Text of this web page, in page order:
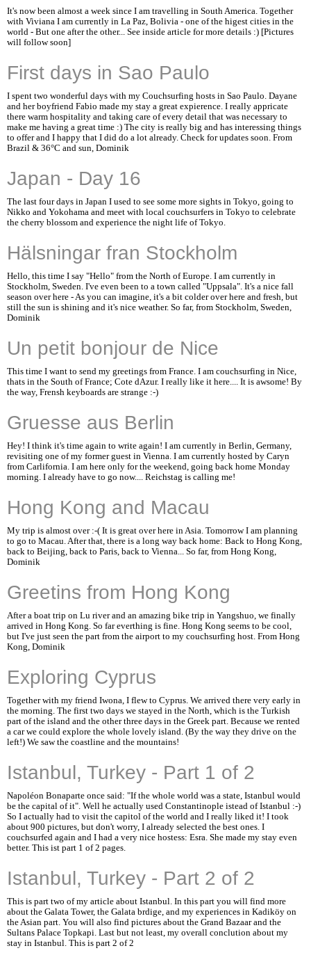
It's now been almost a week since I am travelling in South America. Together
with Viviana I am currently in La Paz, Bolivia - one of the higest cities in the
world - But one after the other... See inside article for more details :) [Pictures
will follow soon]
First days in Sao Paulo
I spent two wonderful days with my Couchsurfing hosts in Sao Paulo. Dayane
and her boyfriend Fabio made my stay a great expierence. I really appricate
there warm hospitality and taking care of every detail that was necessary to
make me having a great time :) The city is really big and has interessing things
to offer and I happy that I did do a lot already. Check for updates soon. From
Brazil & 36°C and sun, Dominik
Japan - Day 16
The last four days in Japan I used to see some more sights in Tokyo, going to
Nikko and Yokohama and meet with local couchsurfers in Tokyo to celebrate
the cherry blossom and experience the night life of Tokyo.
Hälsningar fran Stockholm
Hello, this time I say "Hello" from the North of Europe. I am currently in
Stockholm, Sweden. I've even been to a town called "Uppsala". It's a nice fall
season over here - As you can imagine, it's a bit colder over here and fresh, but
still the sun is shining and it's nice weather. So far, from Stockholm, Sweden,
Dominik
Un petit bonjour de Nice
This time I want to send my greetings from France. I am couchsurfing in Nice,
thats in the South of France; Cote dAzur. I really like it here.... It is awsome! By
the way, Frensh keyboards are strange :-)
Gruesse aus Berlin
Hey! I think it's time again to write again! I am currently in Berlin, Germany,
revisiting one of my former guest in Vienna. I am currently hosted by Caryn
from Carlifornia. I am here only for the weekend, going back home Monday
morning. I already have to go now.... Reichstag is calling me!
Hong Kong and Macau
My trip is almost over :-( It is great over here in Asia. Tomorrow I am planning
to go to Macau. After that, there is a long way back home: Back to Hong Kong,
back to Beijing, back to Paris, back to Vienna... So far, from Hong Kong,
Dominik
Greetins from Hong Kong
After a boat trip on Lu river and an amazing bike trip in Yangshuo, we finally
arrived in Hong Kong. So far everthing is fine. Hong Kong seems to be cool,
but I've just seen the part from the airport to my couchsurfing host. From Hong
Kong, Dominik
Exploring Cyprus
Together with my friend Iwona, I flew to Cyprus. We arrived there very early in
the morning. The first two days we stayed in the North, which is the Turkish
part of the island and the other three days in the Greek part. Because we rented
a car we could explore the whole lovely island. (By the way they drive on the
left!) We saw the coastline and the mountains!
Istanbul, Turkey - Part 1 of 2
Napoléon Bonaparte once said: "If the whole world was a state, Istanbul would
be the capital of it". Well he actually used Constantinople istead of Istanbul :-)
So I actually had to visit the capitol of the world and I really liked it! I took
about 900 pictures, but don't worry, I already selected the best ones. I
couchsurfed again and I had a very nice hostess: Esra. She made my stay even
better. This ist part 1 of 2 pages.
Istanbul, Turkey - Part 2 of 2
This is part two of my article about Istanbul. In this part you will find more
about the Galata Tower, the Galata brdige, and my experiences in Kadiköy on
the Asian part. You will also find pictures about the Grand Bazaar and the
Sultans Palace Topkapi. Last but not least, my overall conclution about my
stay in Istanbul. This is part 2 of 2